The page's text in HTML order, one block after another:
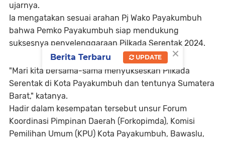
ujarnya.
Ia mengatakan sesuai arahan Pj Wako Payakumbuh
bahwa Pemko Payakumbuh siap mendukung
suksesnya penyelenggaraan Pilkada Serentak 2024.
"Mari kita bersama-sama menyukseskan Pilkada
Serentak di Kota Payakumbuh dan tentunya Sumatera
Barat," katanya.
Hadir dalam kesempatan tersebut unsur Forum
Koordinasi Pimpinan Daerah (Forkopimda), Komisi
Pemilihan Umum (KPU) Kota Payakumbuh, Bawaslu,
×
Berita Terbaru UPDATE